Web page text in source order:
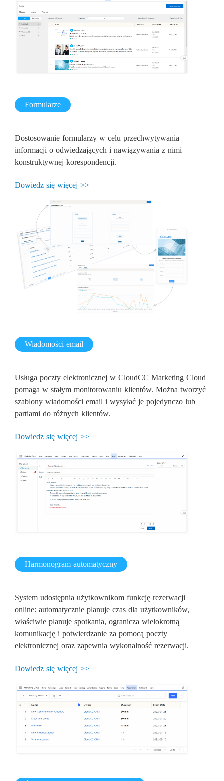
Formularze
Dostosowanie formularzy w celu przechwytywania
informacji o odwiedzających i nawiązywania z nimi
konstruktywnej korespondencji.
Dowiedz się więcej >>
Wiadomości email
Usługa poczty elektronicznej w CloudCC Marketing Cloud
pomaga w stałym monitorowaniu klientów. Można tworzyć
szablony wiadomości email i wysyłać je pojedynczo lub
partiami do różnych klientów.
Dowiedz się więcej >>
Harmonogram automatyczny
System udostępnia użytkownikom funkcję rezerwacji
online: automatycznie planuje czas dla użytkowników,
właściwie planuje spotkania, ogranicza wielokrotną
komunikację i potwierdzanie za pomocą poczty
elektronicznej oraz zapewnia wykonalność rezerwacji.
Dowiedz się więcej >>